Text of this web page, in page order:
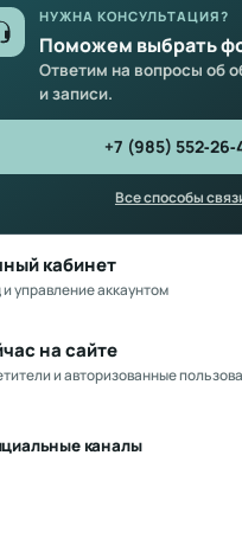
НУЖНА КОНСУЛЬТАЦИЯ?
Поможем выбрать
Ответим на вопросы об
и записи.
+7 (985)
Все способы
кабинет
и управление аккаунтом
на сайте
и авторизованные
каналы